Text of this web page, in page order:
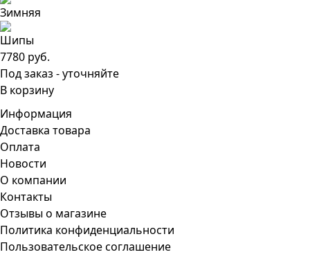
7780 руб.
Под заказ - уточняйте
В корзину
Информация
Доставка товара
Оплата
Новости
О компании
Контакты
Отзывы о магазине
Политика конфиденциальности
Пользовательское соглашение